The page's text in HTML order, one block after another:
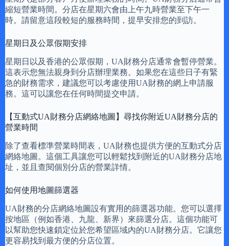
縮短營業時間。分店在星期六會由上午九時營業至下午一
時。請留意這段較短的服務時間，提早安排您的到訪。
星期日及公眾假期安排
星期日以及香港的公眾假期，UA財務分店通常會暫停營業。
這表示您無法親身到分店辦理業務。如果您在這些日子有緊
急的財務需求，建議您可以考慮使用UA財務的網上申請服
務。這可以讓您在任何時間提交申請。
【互動式UA財務分店網絡地圖】尋找你附近UA財務分店的
營業時間
除了查看標準營業時間表，UA財務也提供方便的互動式分店
網絡地圖。這個工具讓您可以輕鬆找到附近的UA財務分店地
址，並且查閱個別分店的營業詳情。
如何使用地圖篩選器
UA財務的分店網絡地圖設有實用的篩選器功能。您可以選擇
按地區（例如香港、九龍、新界）來篩選分店。這個功能可
以幫助您快速鎖定位於您希望區域內的UA財務分店。它讓您
更容易找到最方便的分店位置。